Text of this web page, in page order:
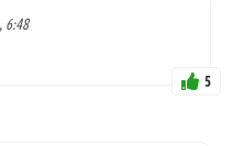
6:48
5